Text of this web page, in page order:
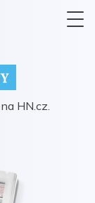
HN.cz.